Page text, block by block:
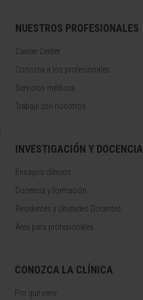
NUESTROS PROFESIONALES
Cancer Center
Conozca a los profesionales
Servicios médicos
Trabaje con nosotros
INVESTIGACIÓN Y DOCENCIA
Ensayos clínicos
Docencia y formación
Residentes y Unidades Docentes
Área para profesionales
CONOZCA LA CLÍNICA
Por qué venir